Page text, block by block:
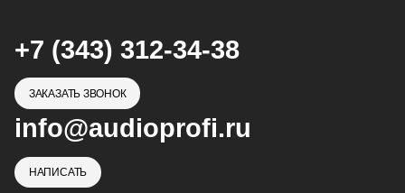
+7 (343) 312-34-38
ЗАКАЗАТЬ ЗВОНОК
info@audioprofi.ru
НАПИСАТЬ